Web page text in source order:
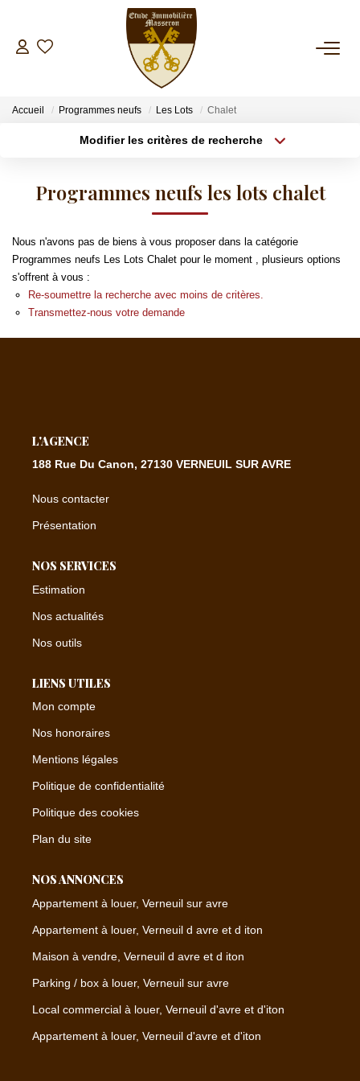
NOS BIENS
A La Location
ESTIMATION
GESTION
SYNDIC
Accueil Programmes neufs Les Lots Chalet
Modifier les critères de recherche
Sélectionnez...
Type de bien
Budget max Plus de critères
Programmes neufs les lots chalet
Nous n'avons pas de biens à vous proposer dans la catégorie
Programmes neufs Les Lots Chalet pour le moment , plusieurs options
s'offrent à vous :
Re-soumettre la recherche avec moins de critères.
Transmettez-nous votre demande
L'AGENCE
188 Rue Du Canon, 27130 VERNEUIL SUR AVRE
Nous contacter
Présentation
NOS SERVICES
Estimation
Nos actualités
Nos outils
LIENS UTILES
Mon compte
Nos honoraires
Mentions légales
Politique de confidentialité
Politique des cookies
Plan du site
NOS ANNONCES
Appartement à louer, Verneuil sur avre
Appartement à louer, Verneuil d avre et d iton
Maison à vendre, Verneuil d avre et d iton
Parking / box à louer, Verneuil sur avre
Local commercial à louer, Verneuil d'avre et d'iton
Appartement à louer, Verneuil d'avre et d'iton